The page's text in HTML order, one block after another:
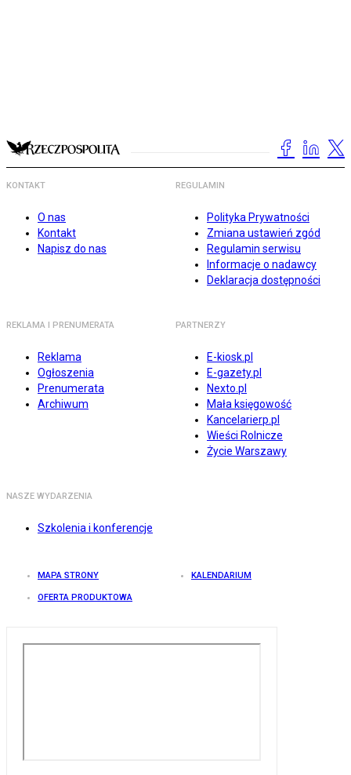
KONTAKT
O nas
Kontakt
Napisz do nas
REGULAMIN
Polityka Prywatności
Zmiana ustawień zgód
Regulamin serwisu
Informacje o nadawcy
Deklaracja dostępności
REKLAMA I PRENUMERATA
Reklama
Ogłoszenia
Prenumerata
Archiwum
PARTNERZY
E-kiosk.pl
E-gazety.pl
Nexto.pl
Mała księgowość
Kancelarierp.pl
Wieści Rolnicze
Życie Warszawy
NASZE WYDARZENIA
Szkolenia i konferencje
MAPA STRONY KALENDARIUM
OFERTA PRODUKTOWA